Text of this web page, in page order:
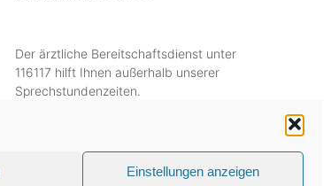
Einstellungen anzeigen
Der ärztliche Bereitschaftsdienst unter
116117 hilft Ihnen außerhalb unserer
Sprechstundenzeiten.